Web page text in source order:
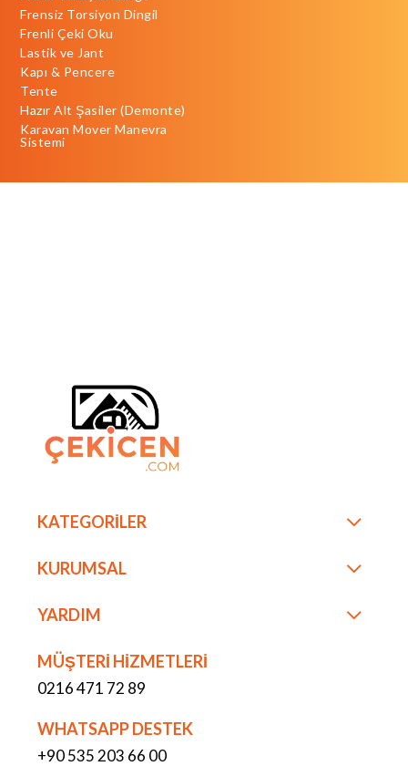
Frensiz Torsiyon Dingil
Frenli Çeki Oku
Lastik ve Jant
Kapı & Pencere
Tente
Hazır Alt Şasiler (Demonte)
Karavan Mover Manevra
Sistemi
KATEGORİLER
KURUMSAL
YARDIM
MÜŞTERİ HİZMETLERİ
0216 471 72 89
WHATSAPP DESTEK
+90 535 203 66 00